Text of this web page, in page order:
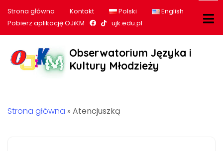
Strona główna Kontakt Polski
English
Pobierz aplikację OJiKM
Nasz profil na Facebook
Nasz profil na tiktok
ujk.edu.pl
Obserwatorium Języka i
Kultury Młodzieży
Strona główna » Atencjuszką